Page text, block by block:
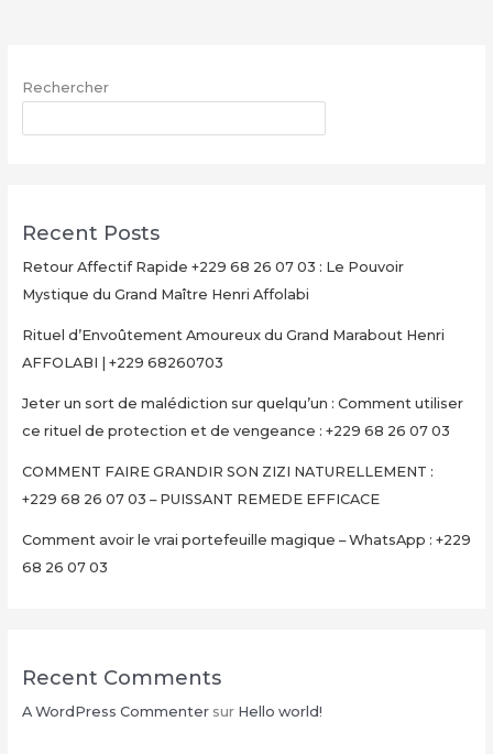
:
68
Rechercher
Recent Posts
Retour Affectif Rapide +229 68 26 07 03 : Le Pouvoir
Mystique du Grand Maître Henri Affolabi
Rituel d’Envoûtement Amoureux du Grand Marabout Henri
AFFOLABI | +229 68260703
Jeter un sort de malédiction sur quelqu’un : Comment utiliser
ce rituel de protection et de vengeance : +229 68 26 07 03
COMMENT FAIRE GRANDIR SON ZIZI NATURELLEMENT :
+229 68 26 07 03 – PUISSANT REMEDE EFFICACE
Comment avoir le vrai portefeuille magique – WhatsApp : +229
68 26 07 03
Recent Comments
A WordPress Commentersur Hello world!